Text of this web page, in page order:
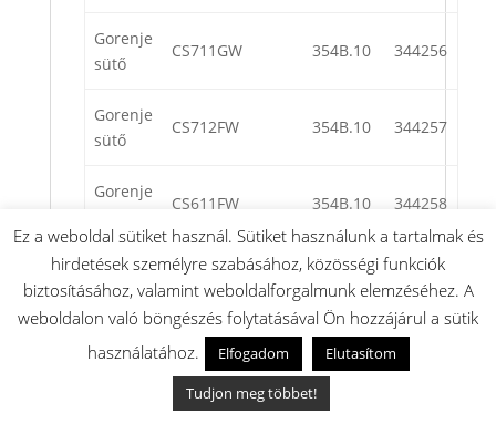
Gorenje
sütő
CS711GW 354B.10 344256
Gorenje
sütő
CS712FW 354B.10 344257
Gorenje
CS611FW 354B.10 344258
Gorenje
sütő
CS612FW 354B.10 344259
Gorenje
CS623GW 354D.10 344260
Ez a weboldal sütiket használ. Sütiket használunk a tartalmak és
hirdetések személyre szabásához, közösségi funkciók
biztosításához, valamint weboldalforgalmunk elemzéséhez. A
weboldalon való böngészés folytatásával Ön hozzájárul a sütik
használatához.
Elfogadom
Elutasítom
Tudjon meg többet!